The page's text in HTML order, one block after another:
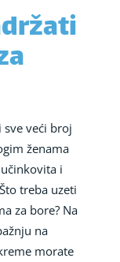
sve veći broj
ženama
i
treba uzeti
za bore? Na
na
morate